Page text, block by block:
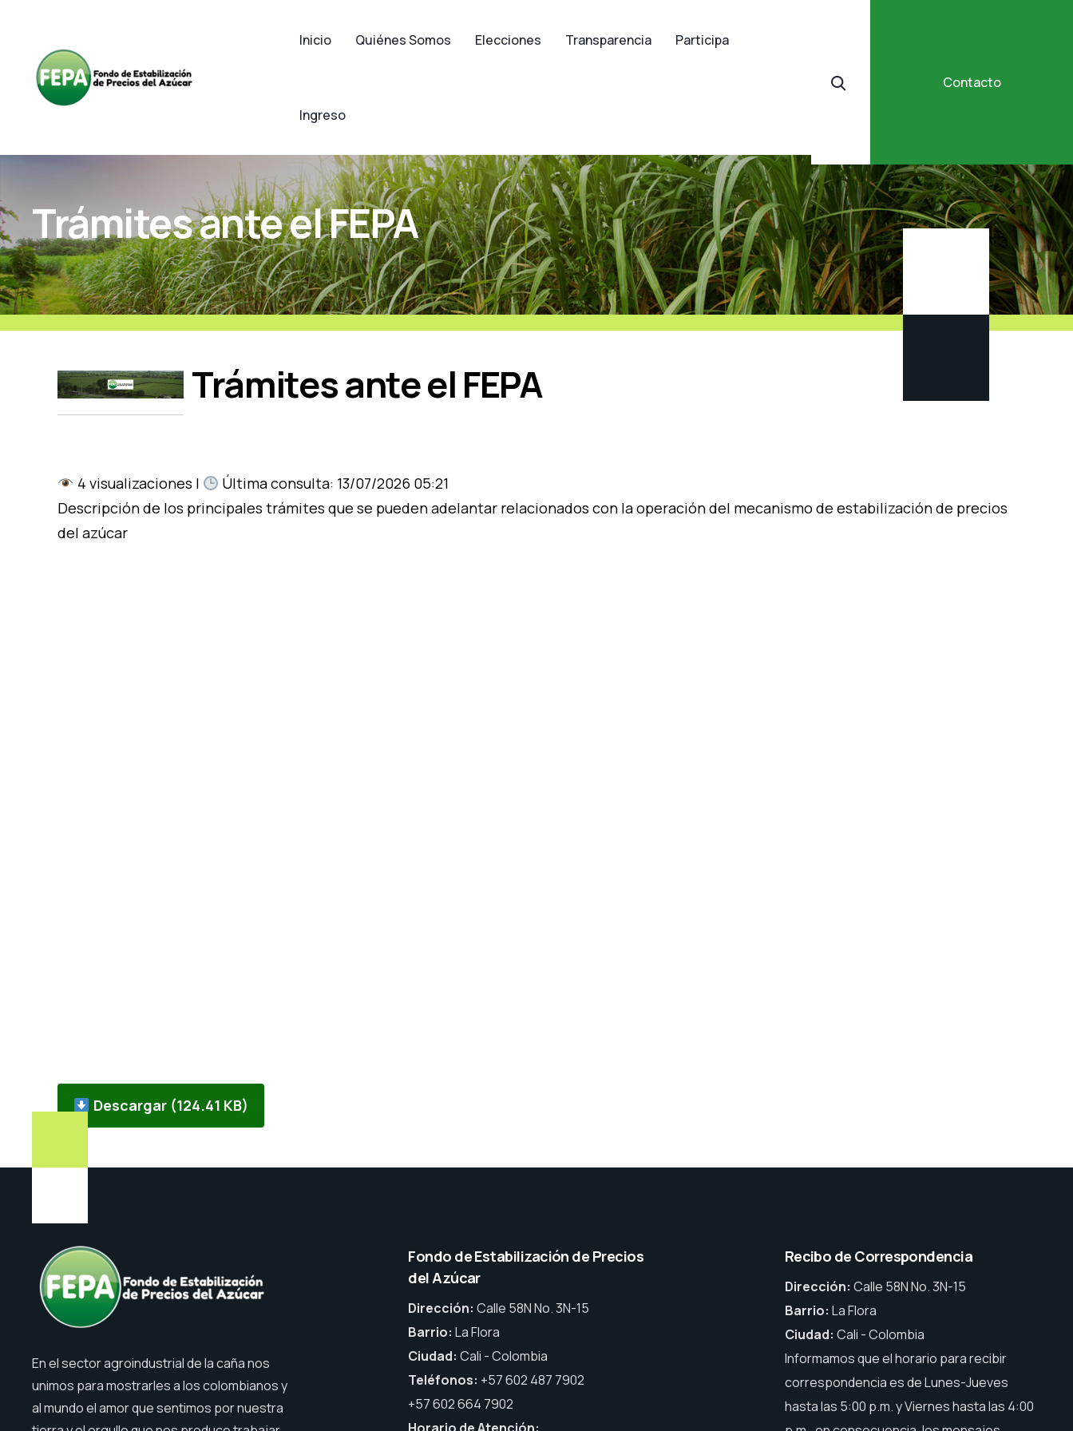
Inicio Quiénes Somos Elecciones Transparencia Participa
Ingreso
Contacto
Trámites ante el FEPA
Trámites ante el FEPA
4 visualizaciones |
Última consulta: 13/07/2026 05:21
Descripción de los principales trámites que se pueden adelantar relacionados con la operación del mecanismo de estabilización de precios
del azúcar
Descargar (124.41 KB)
En el sector agroindustrial de la caña nos
unimos para mostrarles a los colombianos y
al mundo el amor que sentimos por nuestra
Fondo de Estabilización de Precios
del Azúcar
Dirección: Calle 58N No. 3N-15
Barrio: La Flora
Ciudad: Cali - Colombia
Teléfonos: +57 602 487 7902
+57 602 664 7902
Recibo de Correspondencia
Dirección: Calle 58N No. 3N-15
Barrio: La Flora
Ciudad: Cali - Colombia
Informamos que el horario para recibir
correspondencia es de Lunes-Jueves
hasta las 5:00 p.m. y Viernes hasta las 4:00